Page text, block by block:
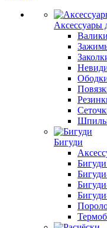
Аксессуары
Валики
Бигуди